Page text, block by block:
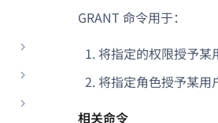
GRANT 命令用于：
将指定的权限授予某
将指定角色授予某用
相关命令